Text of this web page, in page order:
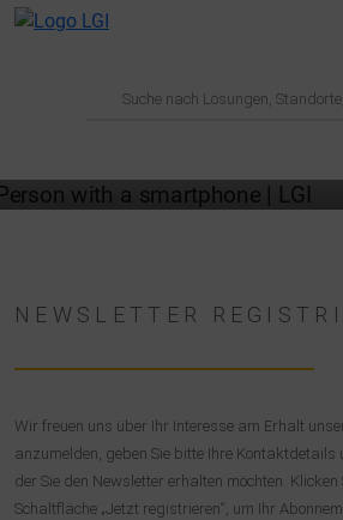
NEWSLETTER
Wir freuen uns über Ihr Interesse am Erhalt
anzumelden, geben Sie bitte Ihre Kontaktdetails
der Sie den Newsletter erhalten möchten.
Schaltfläche „Jetzt registrieren“, um Ihr